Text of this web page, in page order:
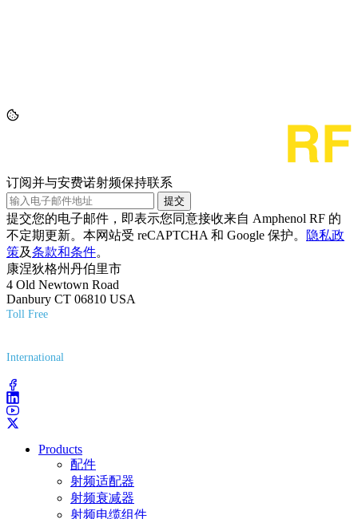
订阅并与安费诺射频保持联系
提交
提交您的电子邮件，即表示您同意接收来自 Amphenol RF 的
不定期更新。本网站受 reCAPTCHA 和 Google 保护。
隐私政
策及条款和条件。
康涅狄格州丹伯里市
4 Old Newtown Road
Danbury CT 06810 USA
Toll Free
International
Products
配件
射频适配器
射频衰减器
射频电缆组件